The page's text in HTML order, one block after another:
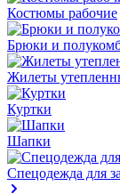
Костюмы рабочие
Брюки и
Жилеты
Куртки
Шапки
Спецодежда для